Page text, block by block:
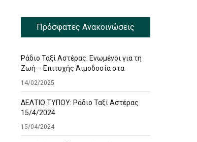
Πρόσφατες Ανακοινώσεις
Ράδιο Ταξί Αστέρας: Ενωμένοι για τη
Ζωή – Επιτυχής Αιμοδοσία στα
14/02/2025
ΔΕΛΤΙΟ ΤΥΠΟΥ: Ράδιο Ταξί Αστέρας
15/4/2024
15/04/2024